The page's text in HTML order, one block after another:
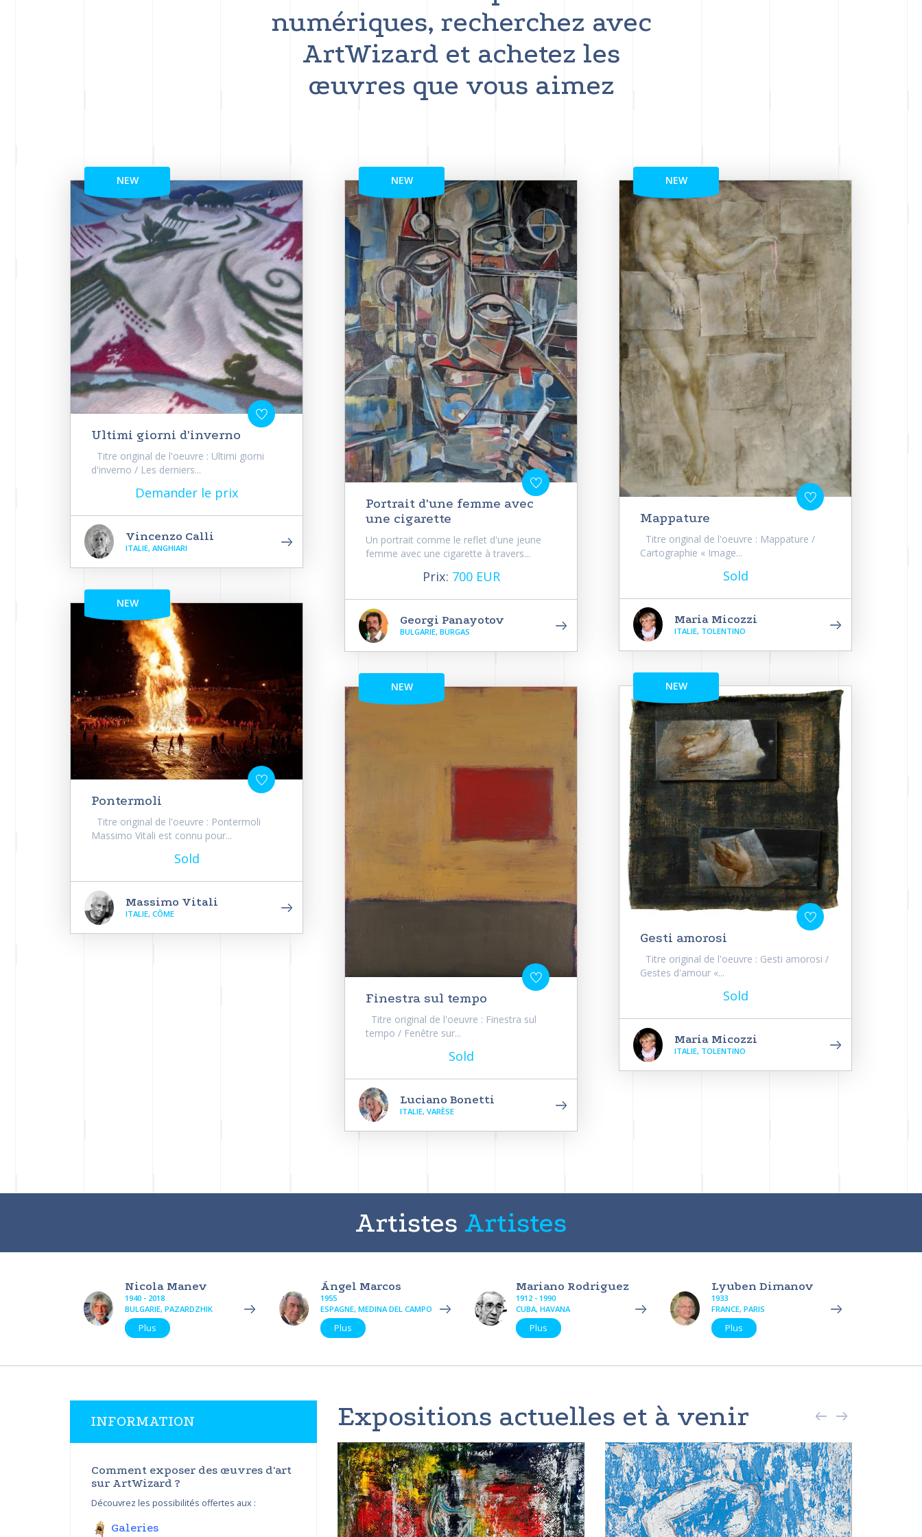
numériques, recherchez avec
ArtWizard et achetez les
œuvres que vous aimez
NEW
Ultimi giorni d'inverno
Titre original de l'oeuvre : Ultimi giorni
d'inverno / Les derniers...
Demander le prix
Vincenzo Calli
ITALIE, ANGHIARI
NEW
Pontermoli
Titre original de l'oeuvre : Pontermoli
Massimo Vitali est connu pour...
Sold
Massimo Vitali
ITALIE, CÔME
NEW
Portrait d'une femme avec
une cigarette
Un portrait comme le reflet d'une jeune
femme avec une cigarette à travers...
Prix: 700 EUR
Georgi Panayotov
BULGARIE, BURGAS
NEW
Finestra sul tempo
Titre original de l'oeuvre : Finestra sul
tempo / Fenêtre sur...
Sold
Luciano Bonetti
ITALIE, VARÈSE
NEW
Mappature
Titre original de l'oeuvre : Mappature /
Cartographie « Image...
Sold
Maria Micozzi
ITALIE, TOLENTINO
NEW
Gesti amorosi
Titre original de l'oeuvre : Gesti amorosi /
Gestes d'amour «...
Sold
Maria Micozzi
ITALIE, TOLENTINO
Artistes Artistes
Nicola Manev
1940 - 2018
BULGARIE, PAZARDZHIK
Plus
Ángel Marcos
1955
ESPAGNE, MEDINA DEL CAMPO
Plus
Mariano Rodriguez
1912 - 1990
CUBA, HAVANA
Plus
Lyuben Dimanov
1933
FRANCE, PARIS
Plus
INFORMATION
Comment exposer des œuvres d'art
sur ArtWizard ?
Découvrez les possibilités offertes aux :
Galeries
Expositions actuelles et à venir